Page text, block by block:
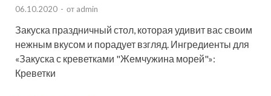
06.10.2020 - от admin
Закуска праздничный стол, которая удивит вас своим
нежным вкусом и порадует взгляд. Ингредиенты для
«Закуска с креветками "Жемчужина морей"»:
Креветки